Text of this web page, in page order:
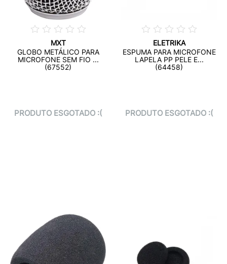
MXT
GLOBO METÁLICO PARA
MICROFONE SEM FIO ...
(67552)
PRODUTO ESGOTADO :(
ELETRIKA
ESPUMA PARA MICROFONE
LAPELA PP PELE E...
(64458)
PRODUTO ESGOTADO :(